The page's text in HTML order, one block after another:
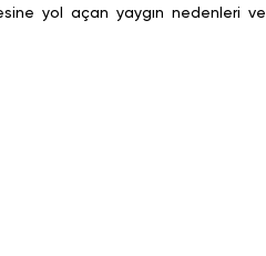
yol açan yaygın nedenleri ve